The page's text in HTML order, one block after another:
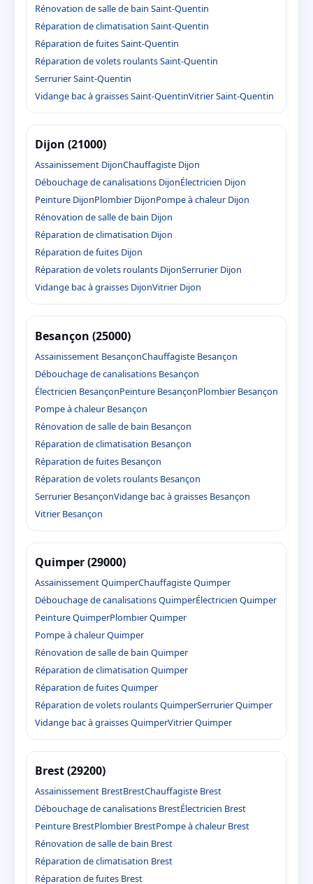
Rénovation de salle de bain Saint-Quentin
Réparation de climatisation Saint-Quentin
Réparation de fuites Saint-Quentin
Réparation de volets roulants Saint-Quentin
Serrurier Saint-Quentin
Vidange bac à graisses Saint-QuentinVitrier Saint-Quentin
Dijon (21000)
Assainissement DijonChauffagiste Dijon
Débouchage de canalisations DijonÉlectricien Dijon
Peinture DijonPlombier DijonPompe à chaleur Dijon
Rénovation de salle de bain Dijon
Réparation de climatisation Dijon
Réparation de fuites Dijon
Réparation de volets roulants DijonSerrurier Dijon
Vidange bac à graisses DijonVitrier Dijon
Besançon (25000)
Assainissement BesançonChauffagiste Besançon
Débouchage de canalisations Besançon
Électricien BesançonPeinture BesançonPlombier Besançon
Pompe à chaleur Besançon
Rénovation de salle de bain Besançon
Réparation de climatisation Besançon
Réparation de fuites Besançon
Réparation de volets roulants Besançon
Serrurier BesançonVidange bac à graisses Besançon
Vitrier Besançon
Quimper (29000)
Assainissement QuimperChauffagiste Quimper
Débouchage de canalisations QuimperÉlectricien Quimper
Peinture QuimperPlombier Quimper
Pompe à chaleur Quimper
Rénovation de salle de bain Quimper
Réparation de climatisation Quimper
Réparation de fuites Quimper
Réparation de volets roulants QuimperSerrurier Quimper
Vidange bac à graisses QuimperVitrier Quimper
Brest (29200)
Assainissement BrestBrestChauffagiste Brest
Débouchage de canalisations BrestÉlectricien Brest
Peinture BrestPlombier BrestPompe à chaleur Brest
Rénovation de salle de bain Brest
Réparation de climatisation Brest
Réparation de fuites Brest